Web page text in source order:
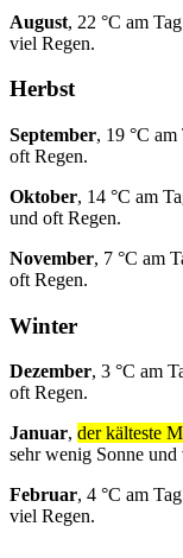
August, 22 °C am
viel Regen.
Herbst
September, 19 °C
oft Regen.
Oktober, 14 °C am
und oft Regen.
November, 7 °C am
oft Regen.
Winter
Dezember, 3 °C am
oft Regen.
Januar, der kälteste
sehr wenig Sonne und
Februar, 4 °C am
viel Regen.